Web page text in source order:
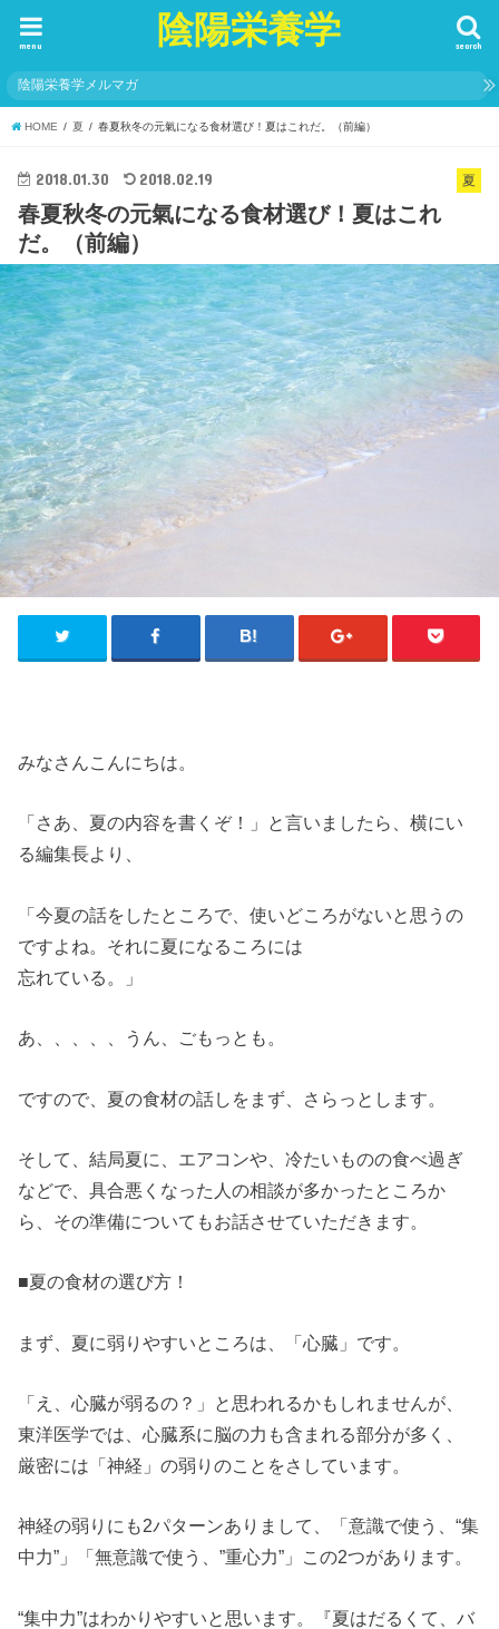
陰陽栄養学 search
menu
陰陽栄養学メルマガ
HOME 夏 春夏秋冬の元氣になる食材選び！夏はこれだ。（前編）
夏
2018.01.30 2018.02.19
春夏秋冬の元氣になる食材選び！夏はこれ
だ。（前編）
みなさんこんにちは。
「さあ、夏の内容を書くぞ！」と言いましたら、横にい
る編集長より、
「今夏の話をしたところで、使いどころがないと思うの
ですよね。それに夏になるころには
忘れている。」
あ、、、、、うん、ごもっとも。
ですので、夏の食材の話しをまず、さらっとします。
そして、結局夏に、エアコンや、冷たいものの食べ過ぎ
などで、具合悪くなった人の相談が多かったところか
ら、その準備についてもお話させていただきます。
■夏の食材の選び方！
まず、夏に弱りやすいところは、「心臓」です。
「え、心臓が弱るの？」と思われるかもしれませんが、
東洋医学では、心臓系に脳の力も含まれる部分が多く、
厳密には「神経」の弱りのことをさしています。
神経の弱りにも2パターンありまして、「意識で使う、“集
中力”」「無意識で使う、”重心力”」この2つがあります。
“集中力”はわかりやすいと思います。『夏はだるくて、バ